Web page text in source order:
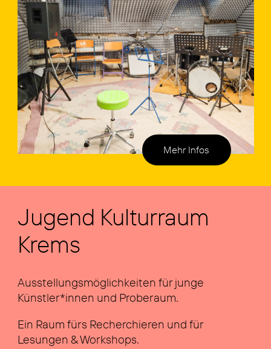
Mehr Infos
Jugend Kul­tur­raum
Krems
Aus­stel­lungs­mög­lich­kei­ten für jun­ge
Künstler*innen und Pro­be­raum.
Ein Raum fürs Recher­chie­ren und für
Lesun­gen & Work­shops.